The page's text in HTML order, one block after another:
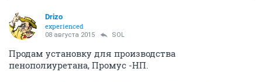
Drizo
experienced
08 августа 2015 SOL
Продам установку для производства
пенополиуретана, Промус -НП.